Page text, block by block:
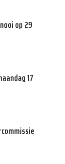
op 29
17